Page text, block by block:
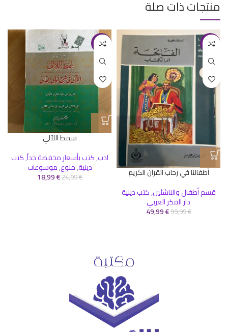
منتجات ذات صلة
-50%
أطفالنا في رحاب القرآن الكريم
قسم أطفال والناشئين,كتب دينية
دار الفكر العربي
99,99€
49,99€
-24%
سمط اللآلي
ادب,كتب بأسعار مخفضة جداً,كتب
دينية,منوع,موسوعات
24,99€
18,99€